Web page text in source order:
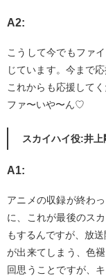
A2:
こうして今でもファ
じています。今まで
これからも応援して
ファ〜いや〜ん♡
スカイハイ役:井上
A1:
アニメの収録が終わ
に、これが最後のス
もするんですが、放
が出来てしまう、色
回思うことですが、